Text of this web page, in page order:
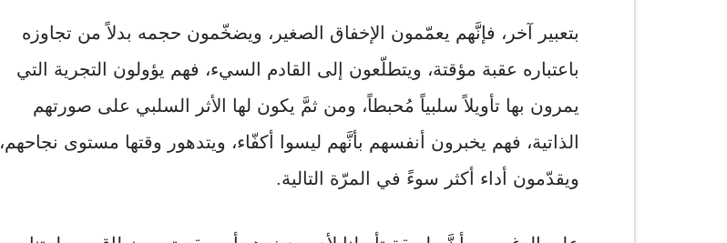
بتعبير آخر، فإنَّهم يعمّمون الإخفاق الصغير، ويضخّمون حجمه بدلاً من تجاوزه
باعتباره عقبة مؤقتة، ويتطلّعون إلى القادم السيء، فهم يؤولون التجرية التي
يمرون بها تأويلاً سلبياً مُحبطاً، ومن ثمَّ يكون لها الأثر السلبي على صورتهم
الذاتية، فهم يخبرون أنفسهم بأنَّهم ليسوا أكفّاء، ويتدهور وقتها مستوى نجاحهم،
ويقدّمون أداء أكثر سوءً في المرّة التالية.